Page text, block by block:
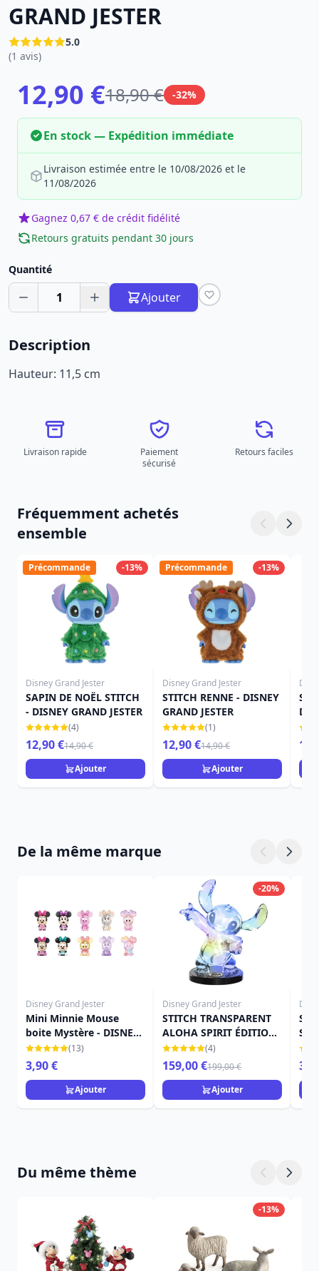
GRAND JESTER
5.0
(1 avis)
12,90 €18,90 € -32%
En stock — Expédition immédiate
Livraison estimée entre le 10/08/2026 et le
11/08/2026
Gagnez 0,67 € de crédit fidélité
Retours gratuits pendant 30 jours
Quantité
1 Ajouter
Description
Hauteur: 11,5 cm
Livraison rapide
Paiement
sécurisé
Retours faciles
Fréquemment achetés
ensemble
-13%
Précommande
Disney Grand Jester
SAPIN DE NOËL STITCH
- DISNEY GRAND JESTER
(4)
12,90 €14,90 €
Ajouter
-13%
Précommande
Disney Grand Jester
STITCH RENNE - DISNEY
GRAND JESTER
(1)
12,90 €14,90 €
Ajouter
D-
De la même marque
Disney Grand Jester
Mini Minnie Mouse
boite Mystère - DISNEY
GRAND JESTER
(13)
3,90 €
Ajouter
-20%
Disney Grand Jester
STITCH TRANSPARENT
ALOHA SPIRIT ÉDITION
SPÉCIALE 1000 - DISNEY
GRAND JESTER
(4)
159,00 €199,00 €
Ajouter
Du même thème
-13%